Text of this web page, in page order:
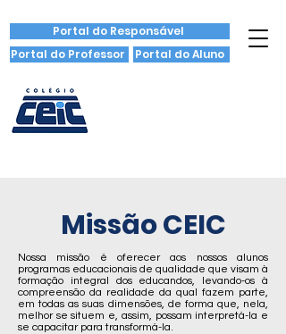
Portal do Professor
Portal do Responsável
Portal do Aluno
Missão CEIC
Nossa missão é oferecer aos nossos alunos
programas educacionais de qualidade que visam à
formação integral dos educandos, levando-os à
compreensão da realidade da qual fazem parte,
em todas as suas dimensões, de forma que, nela,
melhor se situem e, assim, possam interpretá-la e
se capacitar para transformá-la.